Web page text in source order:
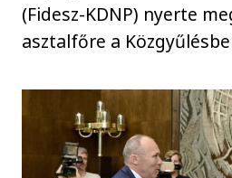
(Fidesz-KDNP) nyerte
asztalfőre a